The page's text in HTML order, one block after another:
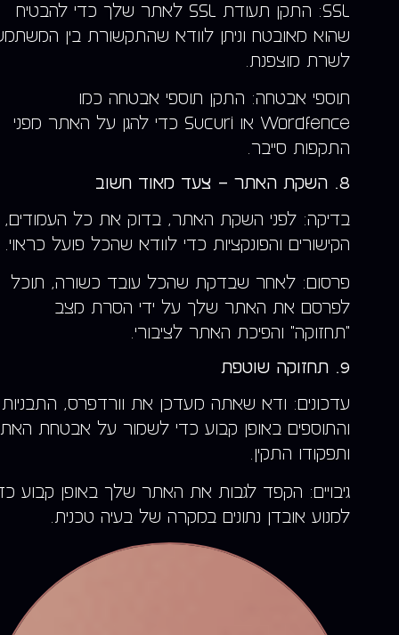
SSL: התקן תעודת SSL לאתר שלך כדי להבטיח
שהוא מאובטח וניתן לוודא שהתקשורת בין
לשרת מוצפנת.
תוספי אבטחה: התקן תוספי אבטחה כמו
Wordfence או Sucuri כדי להגן על האתר מפני
התקפות סייבר.
8. השקת האתר – צעד מאוד חשוב
בדיקה: לפני השקת האתר, בדוק את כל העמודים,
הקישורים והפונקציות כדי לוודא שהכל פועל כראוי.
פרסום: לאחר שבדקת שהכל עובד כשורה, תוכל
לפרסם את האתר שלך על ידי הסרת מצב
"תחזוקה" והפיכת האתר לציבורי.
9. תחזוקה שוטפת
עדכונים: ודא שאתה מעדכן את וורדפרס, התבניות
והתוספים באופן קבוע כדי לשמור על אבטחת
ותפקודו התקין.
גיבויים: הקפד לגבות את האתר שלך באופן קבוע
למנוע אובדן נתונים במקרה של בעיה טכנית.